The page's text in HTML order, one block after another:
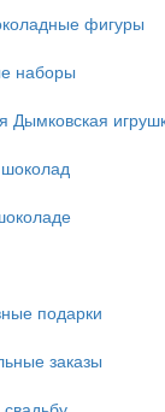
фигуры
наборы
Дымковская
подарки
заказы